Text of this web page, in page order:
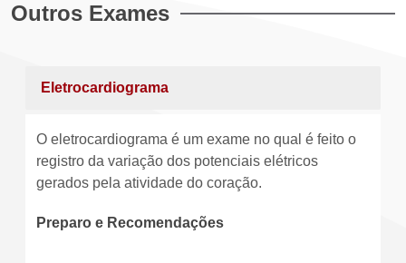
Outros Exames
Eletrocardiograma
O eletrocardiograma é um exame no qual é feito o
registro da variação dos potenciais elétricos
gerados pela atividade do coração.
Preparo e Recomendações